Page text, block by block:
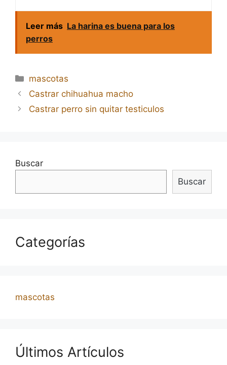
Leer más La harina es buena para los
perros
Categorías
mascotas
Navegación
de
Castrar chihuahua macho
Castrar perro sin quitar testiculos
Buscar
Buscar
Categorías
mascotas
Últimos Artículos